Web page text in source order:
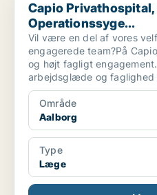
Capio
Operationssyge...
Vil være en del af vores
engagerede team?På
og højt fagligt
arbejdsglæde og faglighed
Område
Aalborg
Type
Læge